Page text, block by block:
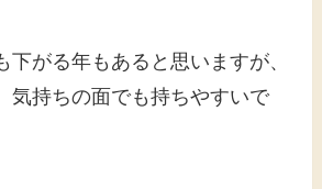
下がる年もあると思いますが、
気持ちの面でも持ちやすいで